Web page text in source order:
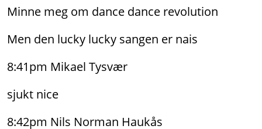
Minne meg om dance dance revolution
Men den lucky lucky sangen er nais
8:41pm Mikael Tysvær
sjukt nice
8:42pm Nils Norman Haukås